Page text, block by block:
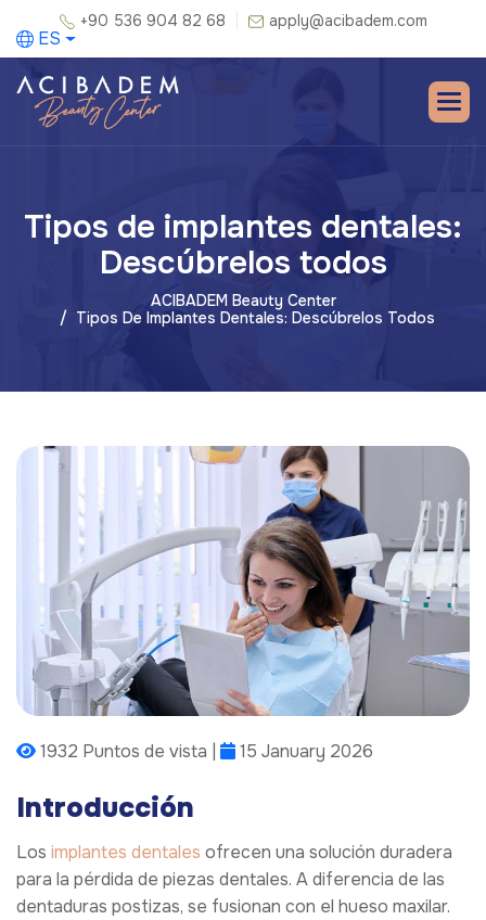
+90 536 904 82 68 apply@acibadem.com
ES
Tipos de implantes dentales:
Descúbrelos todos
ACIBADEM Beauty Center
Tipos De Implantes Dentales: Descúbrelos Todos
1932 Puntos de vista | 15 January 2026
Introducción
Los implantes dentales ofrecen una solución duradera
para la pérdida de piezas dentales. A diferencia de las
dentaduras postizas, se fusionan con el hueso maxilar.